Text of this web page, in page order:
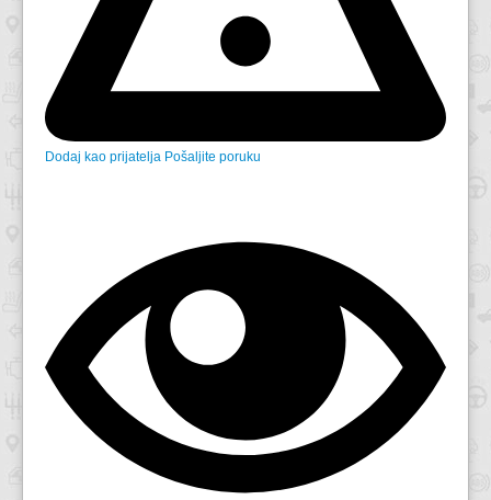
Dodaj kao prijatelja Pošaljite poruku